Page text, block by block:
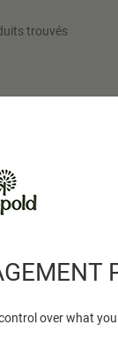
over what
trouvés